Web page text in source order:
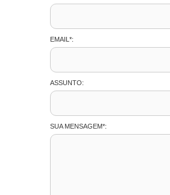
EMAIL*:
ASSUNTO:
SUA MENSAGEM*: